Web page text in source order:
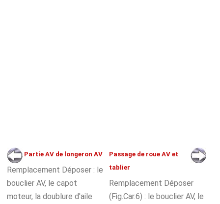
Partie AV de longeron AV
Remplacement Déposer : le
bouclier AV, le capot
moteur, la doublure d'aile
Passage de roue AV et
tablier
Remplacement Déposer
(Fig.Car.6) : le bouclier AV, le